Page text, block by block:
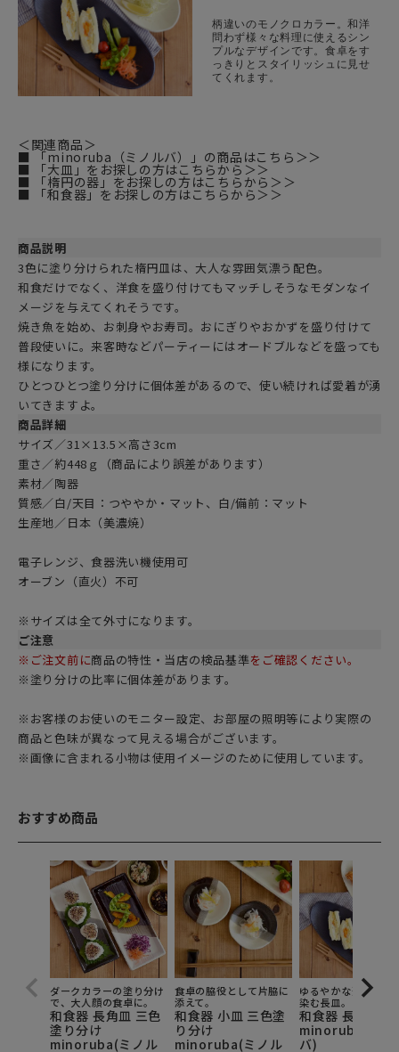
柄違いのモノクロカラー。和洋
問わず様々な料理に使えるシン
プルなデザインです。食卓をす
っきりとスタイリッシュに見せ
てくれます。
＜関連商品＞
■ 「minoruba（ミノルバ）」の商品はこちら＞＞
■ 「大皿」をお探しの方はこちらから＞＞
■ 「楕円の器」をお探しの方はこちらから＞＞
■ 「和食器」をお探しの方はこちらから＞＞
商品説明
3色に塗り分けられた楕円皿は、大人な雰囲気漂う配色。
和食だけでなく、洋食を盛り付けてもマッチしそうなモダンなイ
メージを与えてくれそうです。
焼き魚を始め、お刺身やお寿司。おにぎりやおかずを盛り付けて
普段使いに。来客時などパーティーにはオードブルなどを盛っても
様になります。
ひとつひとつ塗り分けに個体差があるので、使い続ければ愛着が湧
いてきますよ。
商品詳細
サイズ／31×13.5×高さ3cm
重さ／約448ｇ（商品により誤差があります）
素材／陶器
質感／白/天目：つややか・マット、白/備前：マット
生産地／日本（美濃焼）
電子レンジ、食器洗い機使用可
オーブン（直火）不可
※サイズは全て外寸になります。
ご注意
※ご注文前に商品の特性・当店の検品基準をご確認ください。
※塗り分けの比率に個体差があります。
※お客様のお使いのモニター設定、お部屋の照明等により実際の
商品と色味が異なって見える場合がございます。
※画像に含まれる小物は使用イメージのために使用しています。
おすすめ商品
ダークカラーの塗り分け
で、大人顔の食卓に。
和食器 長角皿 三色
塗り分け
minoruba(ミノル
食卓の脇役として片脇に
添えて。
和食器 小皿 三色塗
り分け
minoruba(ミノル
ゆるやかな形が優し
染む長皿。
和食器 長皿 楕円
minoruba(ミノ
バ)